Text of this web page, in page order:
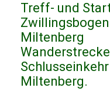
Treff- und
Miltenberg
Miltenberg.